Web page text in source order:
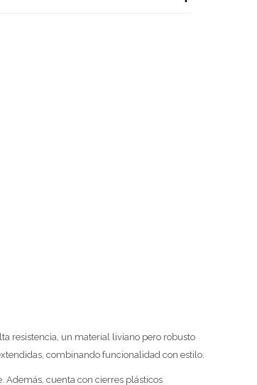
resistencia, un material liviano pero robusto
combinando funcionalidad con estilo.
Además, cuenta con cierres plásticos